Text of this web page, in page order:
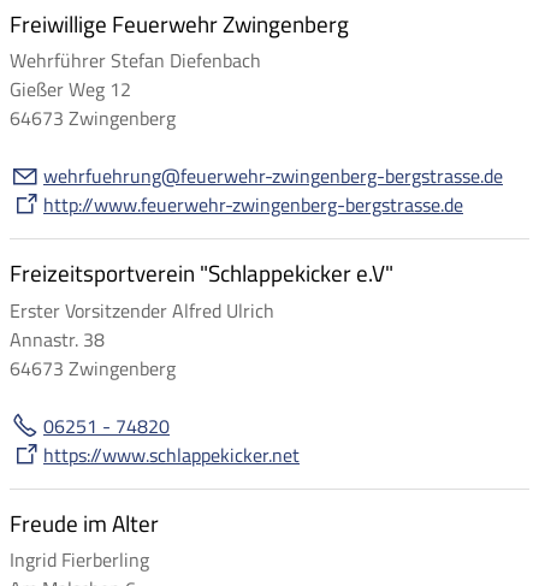
Freiwillige Feuerwehr Zwingenberg
Wehrführer Stefan Diefenbach
Gießer Weg 12
64673 Zwingenberg
w hrf hr ng f rw hr-zw ng nb rg-b rgstr ss d
http://www.feuerwehr-zwingenberg-bergstrasse.de
Freizeitsportverein "Schlappekicker e.V"
Erster Vorsitzender Alfred Ulrich
Annastr. 38
64673 Zwingenberg
06251 - 74820
https://www.schlappekicker.net
Freude im Alter
Ingrid Fierberling